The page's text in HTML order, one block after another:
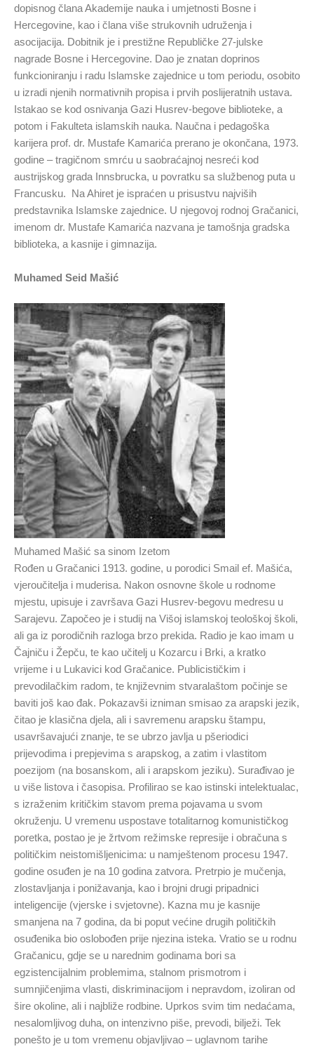
dopisnog člana Akademije nauka i umjetnosti Bosne i
Hercegovine, kao i člana više strukovnih udruženja i
asocijacija. Dobitnik je i prestižne Republičke 27-julske
nagrade Bosne i Hercegovine. Dao je znatan doprinos
funkcioniranju i radu Islamske zajednice u tom periodu, osobito
u izradi njenih normativnih propisa i prvih poslijeratnih ustava.
Istakao se kod osnivanja Gazi Husrev-begove biblioteke, a
potom i Fakulteta islamskih nauka. Naučna i pedagoška
karijera prof. dr. Mustafe Kamarića prerano je okončana, 1973.
godine – tragičnom smrću u saobraćajnoj nesreći kod
austrijskog grada Innsbrucka, u povratku sa službenog puta u
Francusku. Na Ahiret je ispraćen u prisustvu najviših
predstavnika Islamske zajednice. U njegovoj rodnoj Gračanici,
imenom dr. Mustafe Kamarića nazvana je tamošnja gradska
biblioteka, a kasnije i gimnazija.
Muhamed Seid Mašić
Muhamed Mašić sa sinom Izetom
Rođen u Gračanici 1913. godine, u porodici Smail ef. Mašića,
vjeroučitelja i muderisa. Nakon osnovne škole u rodnome
mjestu, upisuje i završava Gazi Husrev-begovu medresu u
Sarajevu. Započeo je i studij na Višoj islamskoj teološkoj školi,
ali ga iz porodičnih razloga brzo prekida. Radio je kao imam u
Čajniču i Žepču, te kao učitelj u Kozarcu i Brki, a kratko
vrijeme i u Lukavici kod Gračanice. Publicističkim i
prevodilačkim radom, te književnim stvaralaštom počinje se
baviti još kao đak. Pokazavši izniman smisao za arapski jezik,
čitao je klasična djela, ali i savremenu arapsku štampu,
usavršavajući znanje, te se ubrzo javlja u pšeriodici
prijevodima i prepjevima s arapskog, a zatim i vlastitom
poezijom (na bosanskom, ali i arapskom jeziku). Surađivao je
u više listova i časopisa. Profilirao se kao istinski intelektualac,
s izraženim kritičkim stavom prema pojavama u svom
okruženju. U vremenu uspostave totalitarnog komunističkog
poretka, postao je je žrtvom režimske represije i obračuna s
političkim neistomišljenicima: u namještenom procesu 1947.
godine osuđen je na 10 godina zatvora. Pretrpio je mučenja,
zlostavljanja i ponižavanja, kao i brojni drugi pripadnici
inteligencije (vjerske i svjetovne). Kazna mu je kasnije
smanjena na 7 godina, da bi poput većine drugih političkih
osuđenika bio oslobođen prije njezina isteka. Vratio se u rodnu
Gračanicu, gdje se u narednim godinama bori sa
egzistencijalnim problemima, stalnom prismotrom i
sumnjičenjima vlasti, diskriminacijom i nepravdom, izoliran od
šire okoline, ali i najbliže rodbine. Uprkos svim tim nedaćama,
nesalomljivog duha, on intenzivno piše, prevodi, bilježi. Tek
ponešto je u tom vremenu objavljivao – uglavnom tarihe